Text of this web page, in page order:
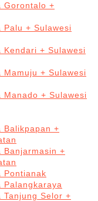
Gorontalo +
Palu + Sulawesi
Kendari + Sulawesi
Mamuju + Sulawesi
Manado + Sulawesi
Balikpapan +
Banjarmasin +
Pontianak
Palangkaraya
Tanjung Selor +